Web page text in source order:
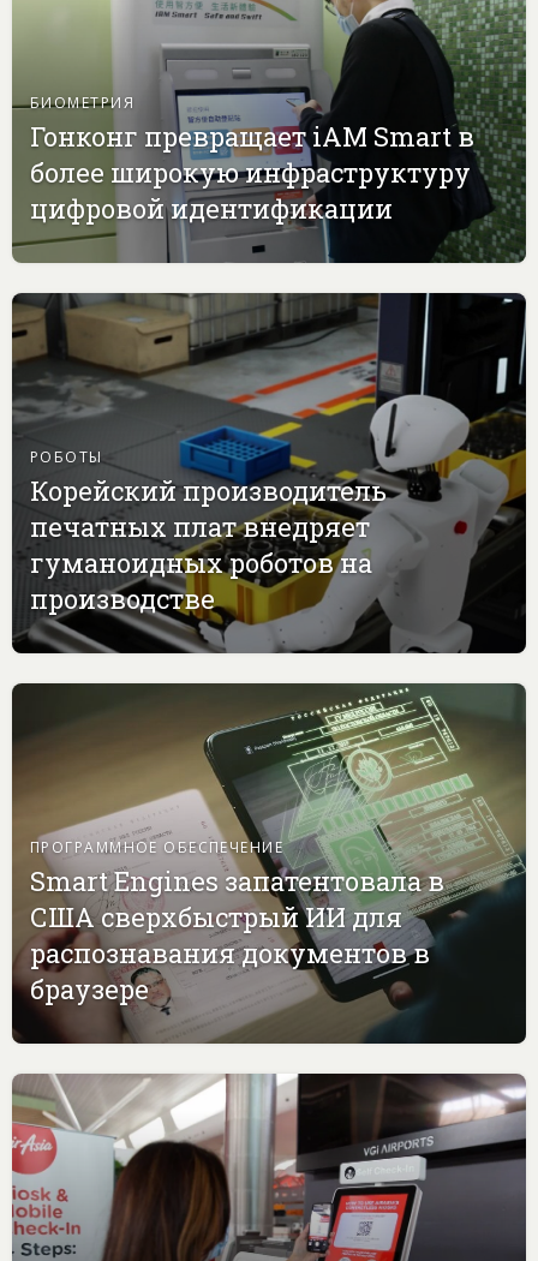
БИОМЕТРИЯ
Гонконг превращает iAM Smart в
более широкую инфраструктуру
цифровой идентификации
РОБОТЫ
Корейский производитель
печатных плат внедряет
гуманоидных роботов на
производстве
ПРОГРАММНОЕ ОБЕСПЕЧЕНИЕ
Smart Engines запатентовала в
США сверхбыстрый ИИ для
распознавания документов в
браузере